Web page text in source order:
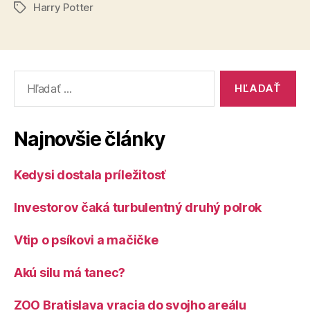
ZnačkyHarry Potter
Najnovšie články
Kedysi dostala príležitosť
Investorov čaká turbulentný druhý polrok
Vtip o psíkovi a mačičke
Akú silu má tanec?
ZOO Bratislava vracia do svojho areálu